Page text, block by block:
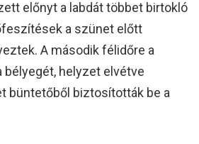
előnyt a labdát többet birtokló
a szünet előtt
A második félidőre a
bélyegét, helyzet elvétve
büntetőből biztosították be a